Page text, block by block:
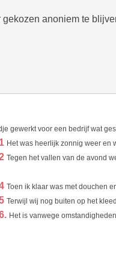
anoniem te
gewerkt voor een bedrijf wat
Het was heerlijk zonnig weer en
Tegen het vallen van de avond
Toen ik klaar was met douchen
Terwijl wij nog buiten op het
Het is vanwege